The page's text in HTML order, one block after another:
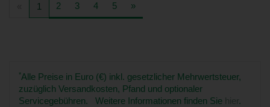
1 2 3 4 5 »
*Alle Preise in Euro (€) inkl. gesetzlicher Mehrwertsteuer,
zuzüglich Versandkosten, Pfand und optionaler
Servicegebühren. Weitere Informationen finden Sie hier.